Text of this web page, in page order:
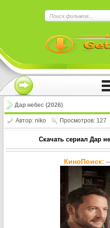
Дар небес (2026)
Автор: niko Просмотров: 127
Скачать сериал Дар
КиноПоиск:
Нажмите на
!!!Если Вы с
троеточие в правом